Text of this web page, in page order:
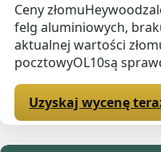
Ceny
felg aluminiowych,
aktualnej wartości
pocztowyOL10są
Uzyskaj wycenę